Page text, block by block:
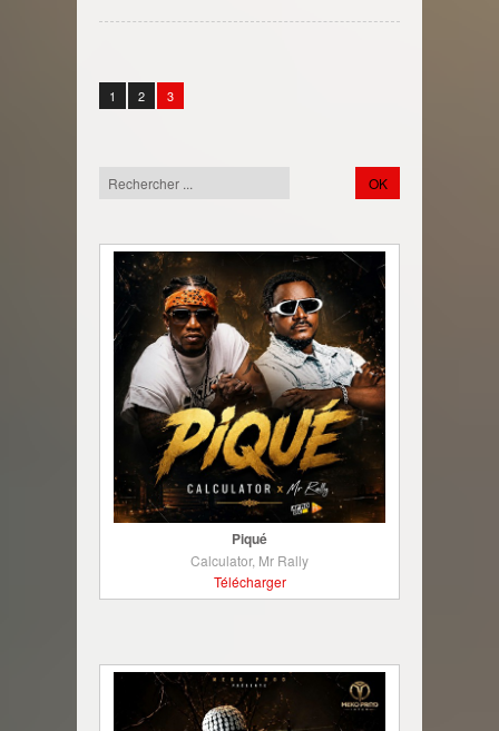
1 2 3
Piqué
Calculator, Mr Rally
Télécharger